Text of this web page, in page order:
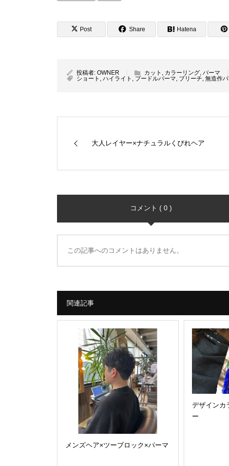
Post Share Hatena
投稿者: OWNER カット カラーリング パーマ
ショート
ハイライト プードルパーマ ブリーチ 無造作
大人レイヤー×ナチュラルくびれヘア
コメント ( 0 )
この記事へのコメントはありません。
関連記事
メンズヘア×ツーブロック×パーマ
デザイン
ー